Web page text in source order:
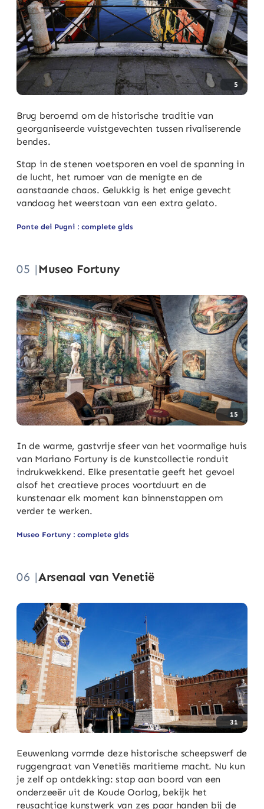
5
Brug beroemd om de historische traditie van
georganiseerde vuistgevechten tussen rivaliserende
bendes.
Stap in de stenen voetsporen en voel de spanning in
de lucht, het rumoer van de menigte en de
aanstaande chaos. Gelukkig is het enige gevecht
vandaag het weerstaan van een extra gelato.
Ponte dei Pugni : complete gids
05 |Museo Fortuny
15
In de warme, gastvrije sfeer van het voormalige huis
van Mariano Fortuny is de kunstcollectie ronduit
indrukwekkend. Elke presentatie geeft het gevoel
alsof het creatieve proces voortduurt en de
kunstenaar elk moment kan binnenstappen om
verder te werken.
Museo Fortuny : complete gids
06 |Arsenaal van Venetië
31
Eeuwenlang vormde deze historische scheepswerf de
ruggengraat van Venetiës maritieme macht. Nu kun
je zelf op ontdekking: stap aan boord van een
onderzeeër uit de Koude Oorlog, bekijk het
reusachtige kunstwerk van zes paar handen bij de